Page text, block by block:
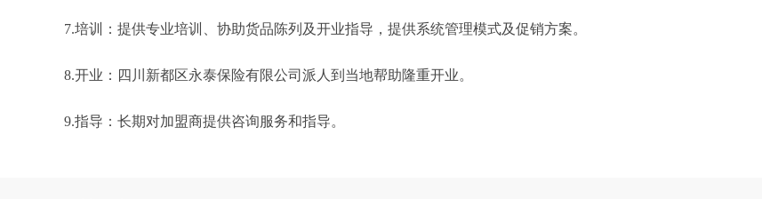
7.培训：提供专业培训、协助货品陈列及开业指导，提供系统管理模式及促销方案。
8.开业：四川新都区永泰保险有限公司派人到当地帮助隆重开业。
9.指导：长期对加盟商提供咨询服务和指导。